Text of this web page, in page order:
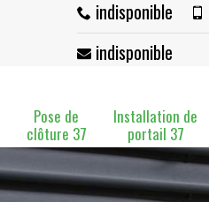
indisponible
indisponible
Pose de
clôture 37
Installation de
portail 37